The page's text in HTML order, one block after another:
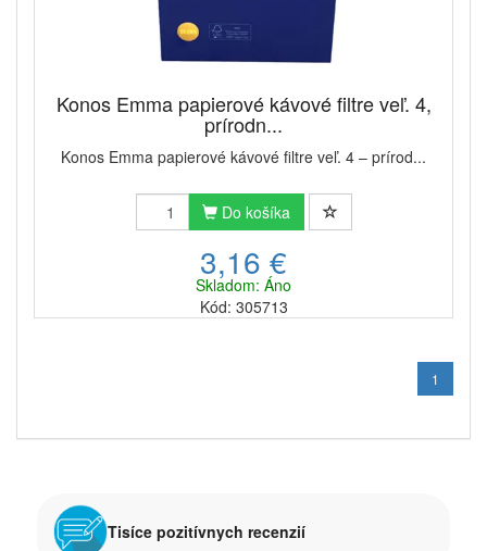
Konos Emma papierové kávové filtre veľ. 4,
prírodn...
Konos Emma papierové kávové filtre veľ. 4 – prírod...
Do košíka
3,16 €
Skladom: Áno
Kód: 305713
1
Tisíce pozitívnych recenzií